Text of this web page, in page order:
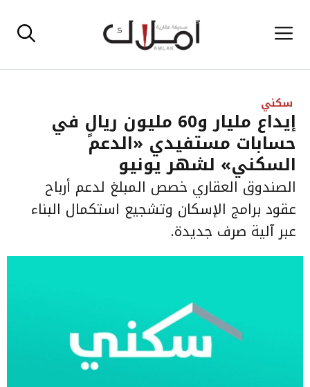
إلى القائمة
سكني
إيداع مليار و60 مليون ريالٍ في
حسابات مستفيدي «الدعم
السكني» لشهر يونيو
الصندوق العقاري خصص المبلغ لدعم أرباح
عقود برامج الإسكان وتشجيع استكمال البناء
عبر آلية صرف جديدة.